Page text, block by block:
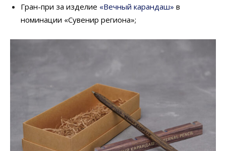
Гран-при за изделие «Вечный карандаш» в
номинации «Сувенир региона»;